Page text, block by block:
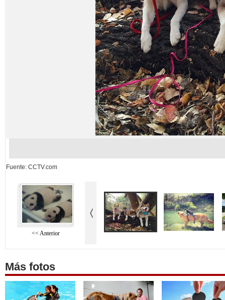
Fuente: CCTV.com
<< Anterior
Más fotos